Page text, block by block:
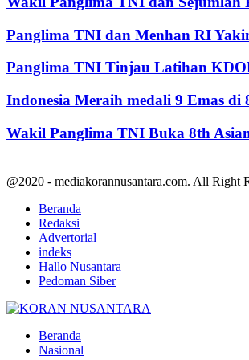
Panglima TNI dan Menhan RI
Panglima TNI Tinjau Latihan
Indonesia Meraih medali 9 Emas di
Wakil Panglima TNI Buka 8th
@2020 - mediakorannusantara.com. All Right
Beranda
Redaksi
Advertorial
indeks
Hallo Nusantara
Pedoman Siber
Beranda
Nasional